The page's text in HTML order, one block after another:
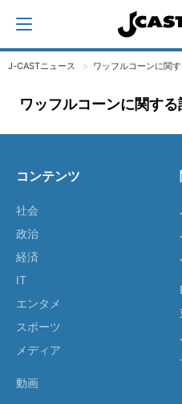
J-CASTニュース ワッフルコーンに関
ワッフルコーンに関する
コンテンツ
社会
政治
経済
IT
エンタメ
スポーツ
メディア
動画